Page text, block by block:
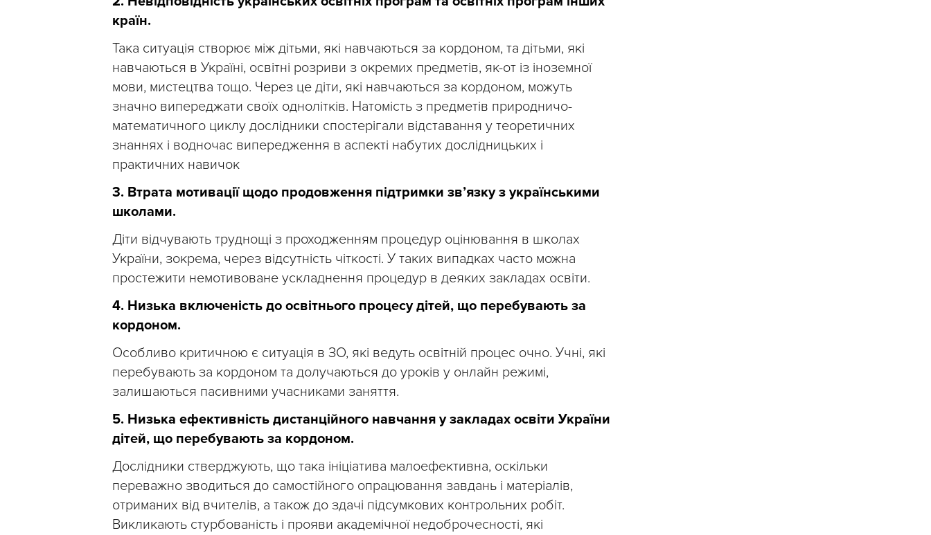
країн.
Така ситуація створює між дітьми, які навчаються за кордоном, та дітьми, які
навчаються в Україні, освітні розриви з окремих предметів, як-от із іноземної
мови, мистецтва тощо. Через це діти, які навчаються за кордоном, можуть
значно випереджати своїх однолітків. Натомість з предметів природничо-
математичного циклу дослідники спостерігали відставання у теоретичних
знаннях і водночас випередження в аспекті набутих дослідницьких і
практичних навичок
3. Втрата мотивації щодо продовження підтримки зв’язку з українськими
школами.
Діти відчувають труднощі з проходженням процедур оцінювання в школах
України, зокрема, через відсутність чіткості. У таких випадках часто можна
простежити немотивоване ускладнення процедур в деяких закладах освіти.
4. Низька включеність до освітнього процесу дітей, що перебувають за
кордоном.
Особливо критичною є ситуація в ЗО, які ведуть освітній процес очно. Учні, які
перебувають за кордоном та долучаються до уроків у онлайн режимі,
залишаються пасивними учасниками заняття.
5. Низька ефективність дистанційного навчання у закладах освіти України
дітей, що перебувають за кордоном.
Дослідники стверджують, що така ініціатива малоефективна, оскільки
переважно зводиться до самостійного опрацювання завдань і матеріалів,
отриманих від вчителів, а також до здачі підсумкових контрольних робіт.
Викликають стурбованість і прояви академічної недоброчесності, які